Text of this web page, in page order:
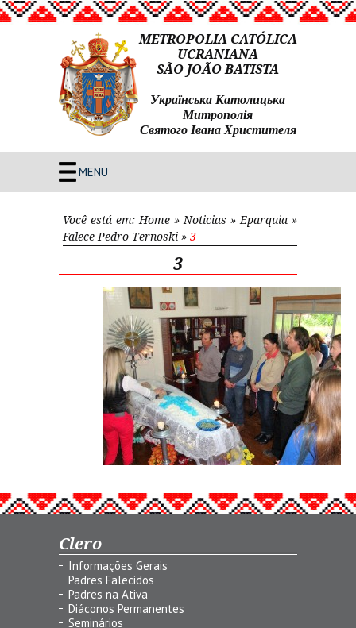
METROPOLIA CATÓLICA
UCRANIANA
SÃO JOÃO BATISTA
Українська Католицька
Митрополія
Святого Івана Христителя
MENU
Você está em: Home » Noticias » Eparquia »
Falece Pedro Ternoski » 3
3
Clero
Informações Gerais
Padres Falecidos
Padres na Ativa
Diáconos Permanentes
Seminários